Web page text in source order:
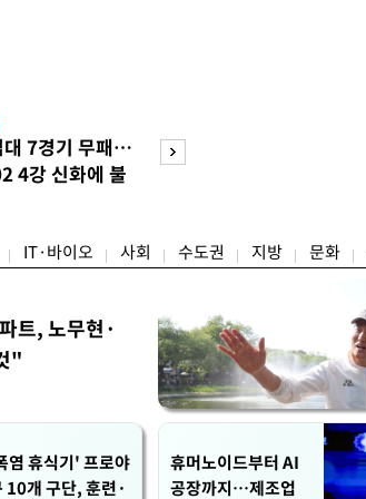
대 7경기 무패…
4강 신화에 불
IT·바이오 사회 수도권 지방 문화
트, 노무현·
"
염 휴식기' 프로야
10개 구단, 훈련·
휴머노이드부터 AI
공장까지…제조업